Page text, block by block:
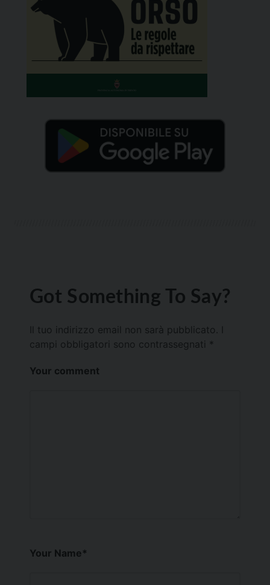
Got Something To Say?
Il tuo indirizzo email non sarà pubblicato.
campi obbligatori sono contrassegnati *
Your comment
Your Name*